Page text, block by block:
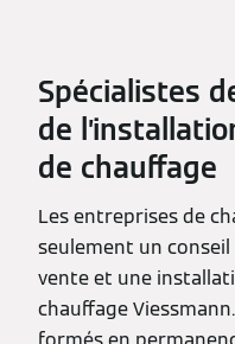
Spécialistes
de
de chauffage
Les entreprises de
seulement un
vente et une
chauffage